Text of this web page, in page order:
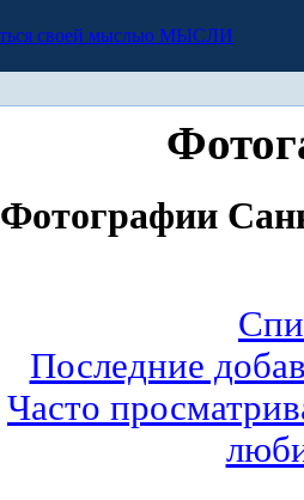
МЫСЛИ
Фотографии
Последние
Часто